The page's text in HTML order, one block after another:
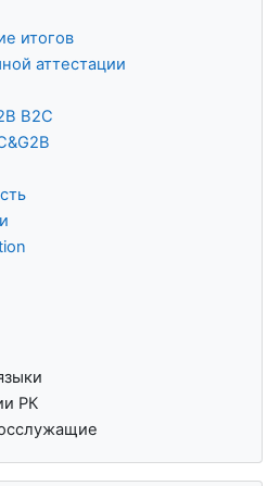
итогов
аттестации
B2C
РК